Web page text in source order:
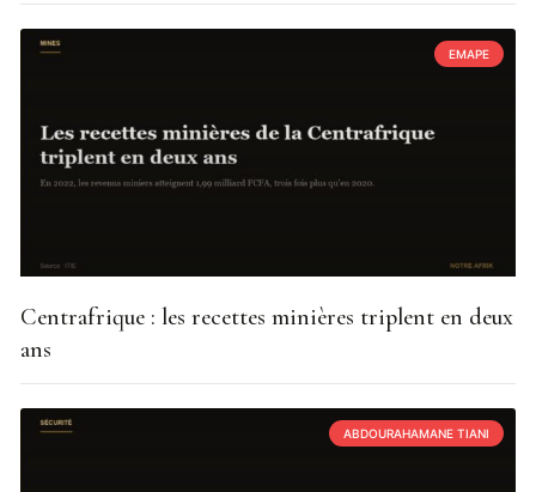
EMAPE
Centrafrique : les recettes minières triplent en deux
ans
ABDOURAHAMANE TIANI